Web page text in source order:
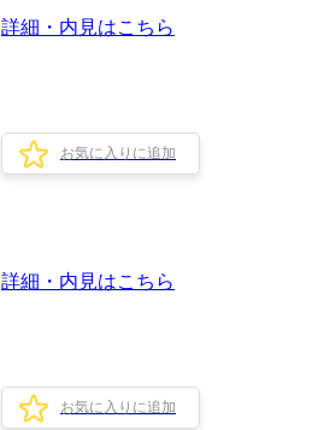
詳細・内見はこちら
お気に入りに追加
詳細・内見はこちら
お気に入りに追加